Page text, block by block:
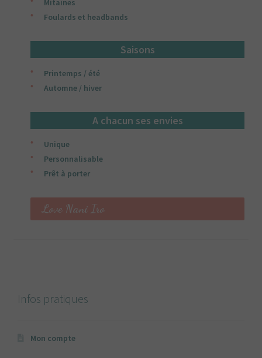
Mitaines
Foulards et headbands
Saisons
Printemps / été
Automne / hiver
A chacun ses envies
Unique
Personnalisable
Prêt à porter
Love Nani Iro
Infos pratiques
Mon compte